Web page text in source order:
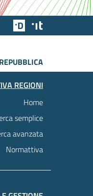
Team Digitale
REGIONI
Home
semplice
avanzata
Normattiva